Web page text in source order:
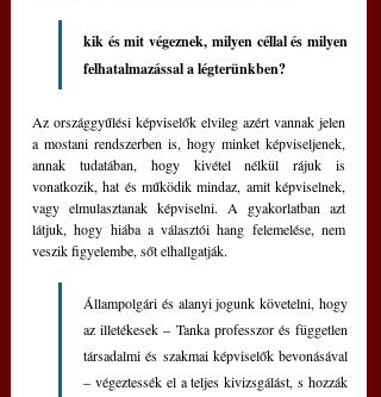
kik és mit végeznek, milyen céllal és milyen
felhatalmazással a légterünkben?
Az országgyűlési képviselők elvileg azért vannak jelen
a mostani rendszerben is, hogy minket képviseljenek,
annak tudatában, hogy kivétel nélkül rájuk is
vonatkozik, hat és működik mindaz, amit képviselnek,
vagy elmulasztanak képviselni. A gyakorlatban azt
látjuk, hogy hiába a választói hang felemelése, nem
veszik figyelembe, sőt elhallgatják.
Állampolgári és alanyi jogunk követelni, hogy
az illetékesek ‒ Tanka professzor és független
társadalmi és szakmai képviselők bevonásával
‒ végeztessék el a teljes kivizsgálást, s hozzák